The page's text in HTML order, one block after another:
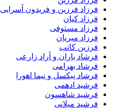
فرزاد فرزین و فریدون آسرایی
فرزاد کیان
فرزاد مستوفی
فرزاد میریان
فرزین کاتب
فرشاد باران و آراد زارعی
فرشاد بهرامی
فرشاد پیکسل و نیما اهورا
فرشید ادهمی
فرشید شاهسون
فرشید میلانی